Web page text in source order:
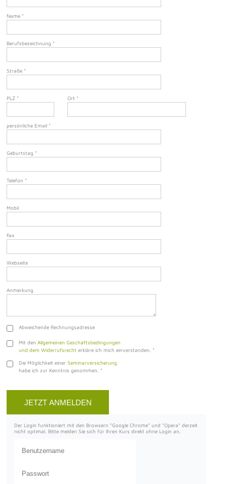
Name *
Berufsbezeichnung *
Straße *
PLZ * Ort *
persönliche Email *
Geburtstag *
Telefon *
Mobil
Fax
Webseite
Anmerkung
Abweichende Rechnungsadresse
Mit den Allgemeinen Geschäftsbedingungen
und dem Widerrufsrecht erkläre ich mich einverstanden. *
Die Möglichkeit einer Seminarversicherung
habe ich zur Kenntnis genommen. *
Der Login funktioniert mit den Browsern "Google Chrome" und "Opera" derzeit
nicht optimal. Bitte melden Sie sich für Ihren Kurs direkt ohne Login an.